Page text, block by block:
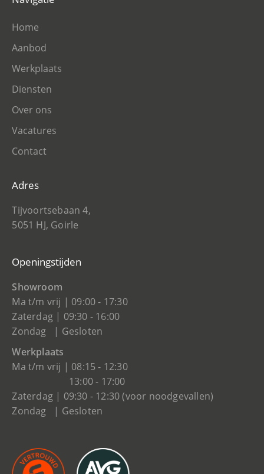
Home
Aanbod
Werkplaats
Diensten
Over ons
Vacatures
Contact
Adres
Tijvoortsebaan 4,
5051 HJ, Goirle
Openingstijden
Showroom
Ma t/m vrij | 09:00 - 17:30
Zaterdag | 09:30 - 16:00
Zondag | Gesloten
Werkplaats
Ma t/m vrij | 08:15 - 12:30
13:00 - 17:00
Zaterdag | 09:30 - 12:30 (voor noodgevallen)
Zondag | Gesloten